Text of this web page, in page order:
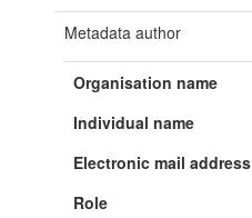
Metadata author
Organisation name
Individual name
Electronic mail address
Role